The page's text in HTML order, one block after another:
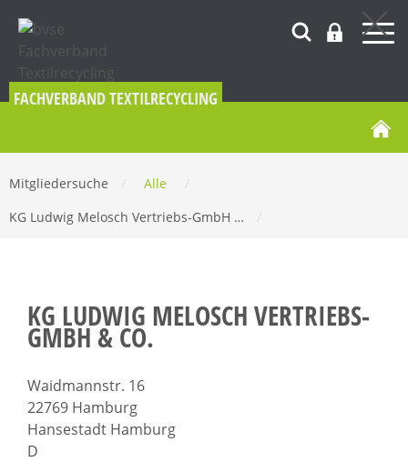
FACHVERBAND TEXTILRECYCLING
Mitgliedersuche Alle
KG Ludwig Melosch Vertriebs-GmbH …
KG LUDWIG MELOSCH VERTRIEBS-
GMBH & CO.
Waidmannstr. 16
22769 Hamburg
Hansestadt Hamburg
D